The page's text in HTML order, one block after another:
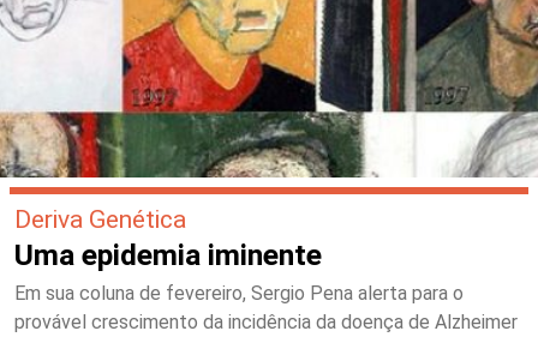
Deriva Genética
Uma epidemia iminente
Em sua coluna de fevereiro, Sergio Pena alerta para o
provável crescimento da incidência da doença de Alzheimer